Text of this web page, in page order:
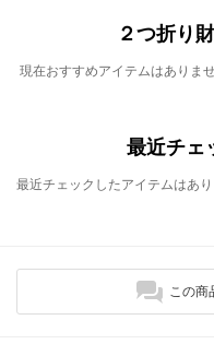
２つ折り
現在おすすめアイテムはありませ
最近チェ
最近チェックしたアイテムはあり
この商